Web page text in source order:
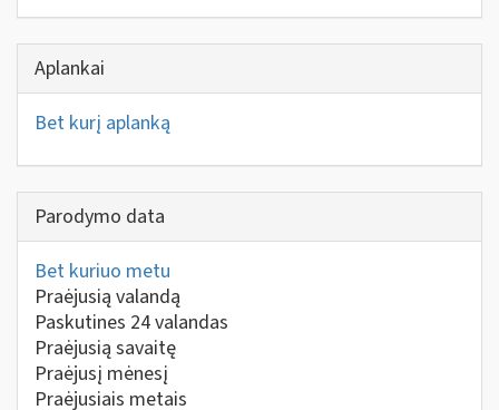
Aplankai
Bet kurį aplanką
Parodymo data
Bet kuriuo metu
Praėjusią valandą
Paskutines 24 valandas
Praėjusią savaitę
Praėjusį mėnesį
Praėjusiais metais